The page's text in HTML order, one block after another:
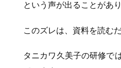
という声が出ることがあり
このズレは、資料を読む
タニカワ久美子の研修で